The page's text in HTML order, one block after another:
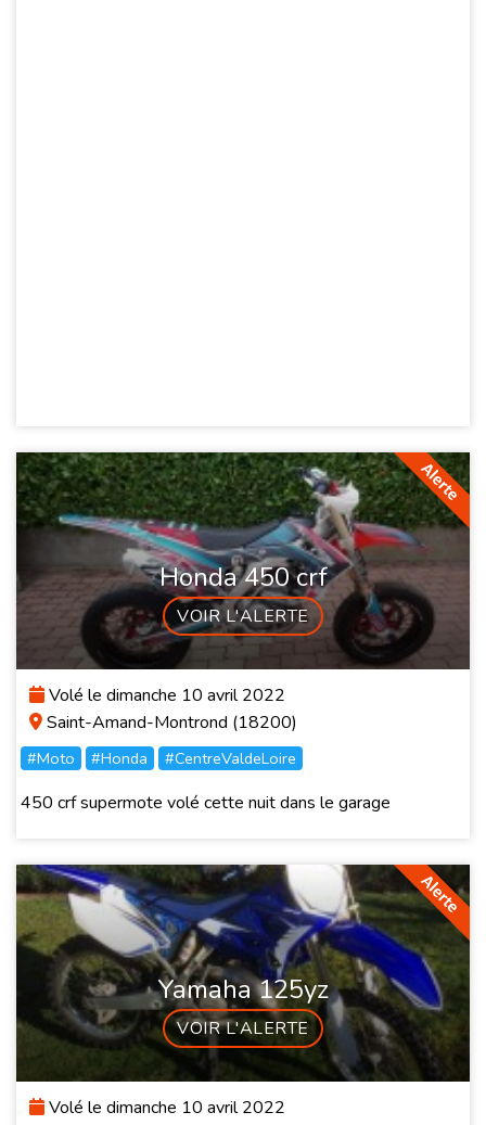
Honda 450 crf
VOIR L'ALERTE
Volé le dimanche 10 avril 2022
Saint-Amand-Montrond (18200)
#Moto #Honda #CentreValdeLoire
450 crf supermote volé cette nuit dans le garage
Yamaha 125yz
VOIR L'ALERTE
Volé le dimanche 10 avril 2022